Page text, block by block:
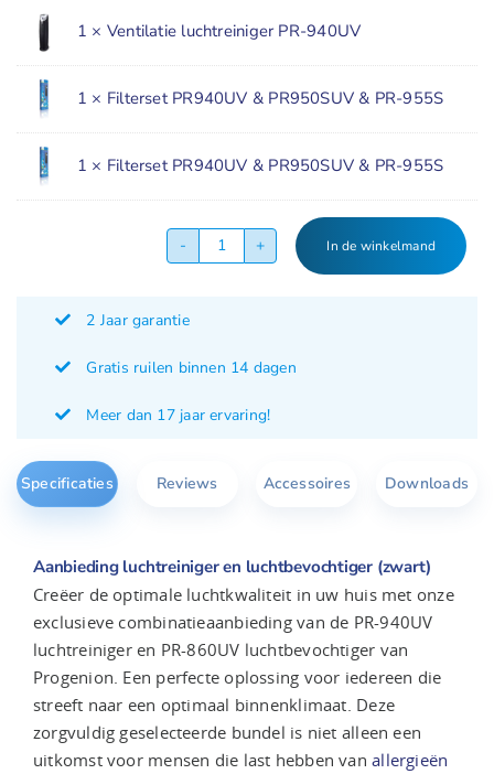
was:
€
397.90.
is:
€
319.00.
1 × Ventilatie luchtreiniger PR-940UV
1 × Filterset PR940UV & PR950SUV & PR-955S
1 × Filterset PR940UV & PR950SUV & PR-955S
Luchtreiniger
aantal
In de winkelmand
2 Jaar garantie
Gratis ruilen binnen 14 dagen
Meer dan 17 jaar ervaring!
Specificaties Reviews Accessoires Downloads
Aanbieding luchtreiniger en luchtbevochtiger (zwart)
Creëer de optimale luchtkwaliteit in uw huis met onze
exclusieve combinatieaanbieding van de PR-940UV
luchtreiniger en PR-860UV luchtbevochtiger van
Progenion. Een perfecte oplossing voor iedereen die
streeft naar een optimaal binnenklimaat. Deze
zorgvuldig geselecteerde bundel is niet alleen een
uitkomst voor mensen die last hebben vanallergieën